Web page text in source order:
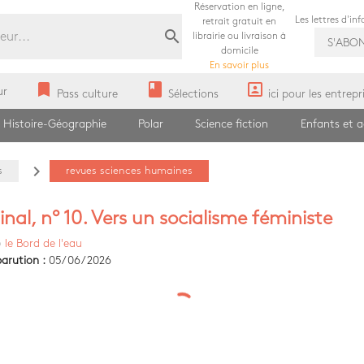
search
Réservation en ligne,
retrait gratuit en
librairie ou livraison à
domicile
En savoir plus
Les lettres
bookmark Pass culture book Sélections portrait ici pour les
Histoire-Géographie Polar Science fiction Enfants et
navigate_next revues sciences humaines
n° 10. Vers un socialisme féministe
le Bord de l'eau
: 05/06/2026